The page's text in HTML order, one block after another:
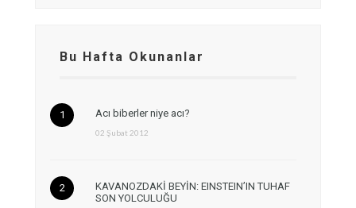
Bu Hafta Okunanlar
Acı biberler niye acı?
02 Şubat 2012
KAVANOZDAKİ BEYİN: EINSTEIN’IN TUHAF
SON YOLCULUĞU